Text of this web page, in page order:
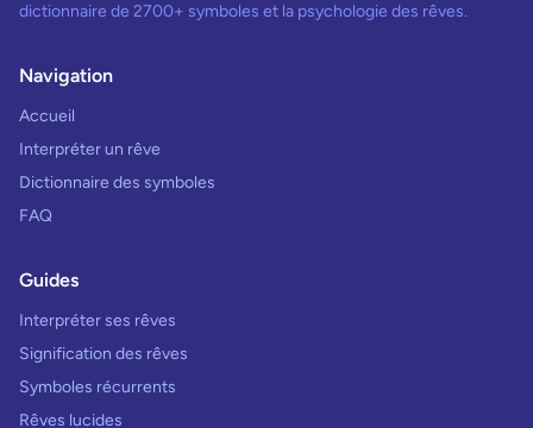
dictionnaire de 2700+ symboles et la psychologie des rêves.
Navigation
Accueil
Interpréter un rêve
Dictionnaire des symboles
FAQ
Guides
Interpréter ses rêves
Signification des rêves
Symboles récurrents
Rêves lucides